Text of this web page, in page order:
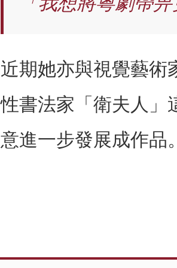
近期她亦與視覺藝術
性書法家「衛夫人」
意進一步發展成作品